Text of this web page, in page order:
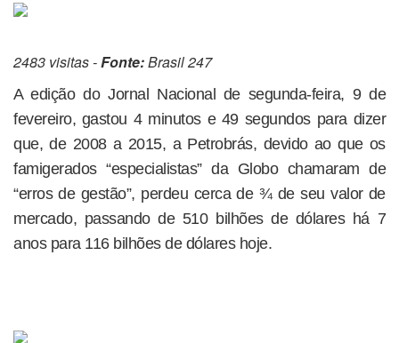
2483 visitas -Fonte:Brasil 247
A edição do Jornal Nacional de segunda-feira, 9 de
fevereiro, gastou 4 minutos e 49 segundos para dizer
que, de 2008 a 2015, a Petrobrás, devido ao que os
famigerados “especialistas” da Globo chamaram de
“erros de gestão”, perdeu cerca de ¾ de seu valor de
mercado, passando de 510 bilhões de dólares há 7
anos para 116 bilhões de dólares hoje.